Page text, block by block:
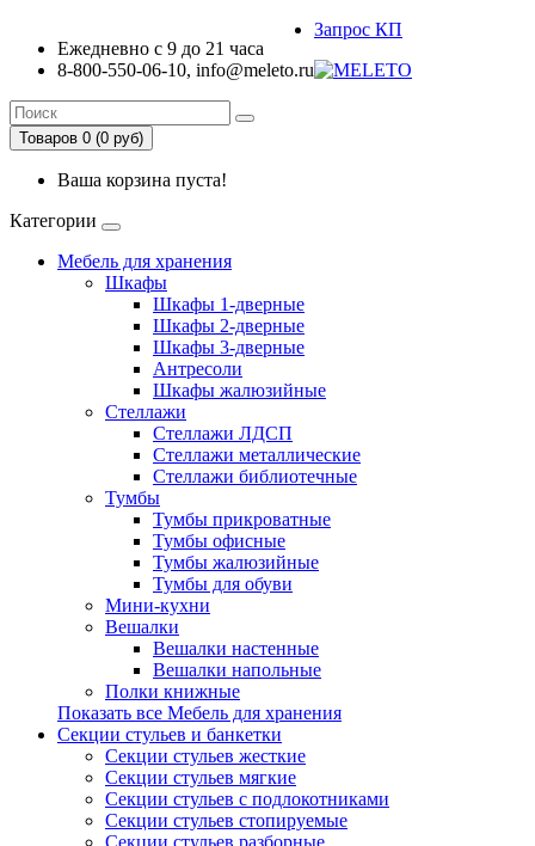
Ежедневно с 9 до 21 часа
8-800-550-06-10, info@meleto.ru
Запрос КП
Товаров 0 (0 pуб)
Ваша корзина пуста!
Категории
Мебель для хранения
Шкафы
Шкафы 1-дверные
Шкафы 2-дверные
Шкафы 3-дверные
Антресоли
Шкафы жалюзийные
Стеллажи
Стеллажи ЛДСП
Стеллажи металлические
Стеллажи библиотечные
Тумбы
Тумбы прикроватные
Тумбы офисные
Тумбы жалюзийные
Тумбы для обуви
Мини-кухни
Вешалки
Вешалки настенные
Вешалки напольные
Полки книжные
Показать все Мебель для хранения
Секции стульев и банкетки
Секции стульев жесткие
Секции стульев мягкие
Секции стульев с подлокотниками
Секции стульев стопируемые
Секции стульев разборные